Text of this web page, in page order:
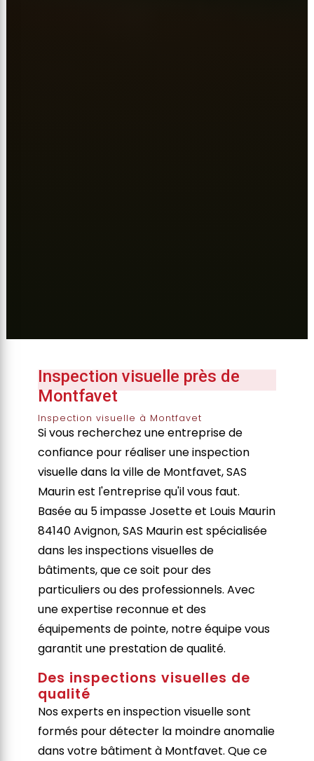
Inspection visuelle près de
Montfavet
Inspection visuelle à Montfavet
Si vous recherchez une entreprise de
confiance pour réaliser une inspection
visuelle dans la ville de Montfavet, SAS
Maurin est l'entreprise qu'il vous faut.
Basée au 5 impasse Josette et Louis Maurin
84140 Avignon, SAS Maurin est spécialisée
dans les inspections visuelles de
bâtiments, que ce soit pour des
particuliers ou des professionnels. Avec
une expertise reconnue et des
équipements de pointe, notre équipe vous
garantit une prestation de qualité.
Des inspections visuelles de
qualité
Nos experts en inspection visuelle sont
formés pour détecter la moindre anomalie
dans votre bâtiment à Montfavet. Que ce